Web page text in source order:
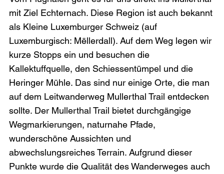
mit Ziel Echternach. Diese Region ist auch bekannt
als Kleine Luxemburger Schweiz (auf
Luxemburgisch: Mëllerdall). Auf dem Weg legen wir
kurze Stopps ein und besuchen die
Kallektuffquelle, den Schiessentümpel und die
Heringer Mühle. Das sind nur einige Orte, die man
auf dem Leitwanderweg Mullerthal Trail entdecken
sollte. Der Mullerthal Trail bietet durchgängige
Wegmarkierungen, naturnahe Pfade,
wunderschöne Aussichten und
abwechslungsreiches Terrain. Aufgrund dieser
Punkte wurde die Qualität des Wanderweges auch